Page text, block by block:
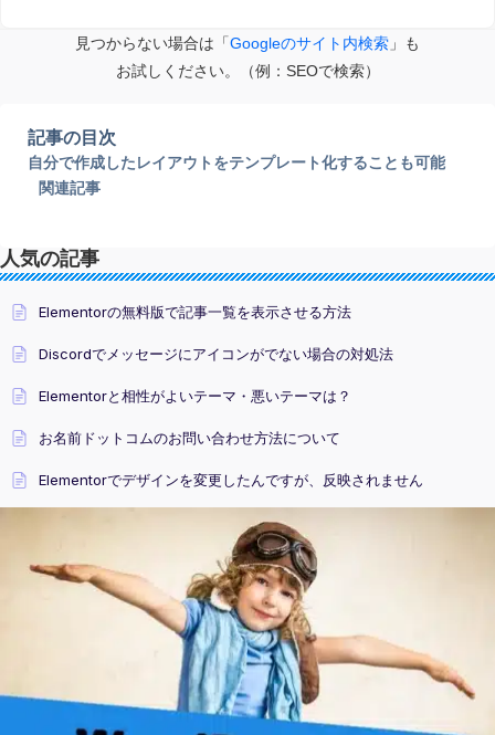
見つからない場合は「Googleのサイト内検索 」も
お試しください。（例：SEOで検索）
記事の目次
自分で作成したレイアウトをテンプレート化することも可能
関連記事
人気の記事
Elementorの無料版で記事一覧を表示させる方法
Discordでメッセージにアイコンがでない場合の対処法
Elementorと相性がよいテーマ・悪いテーマは？
お名前ドットコムのお問い合わせ方法について
Elementorでデザインを変更したんですが、反映されません